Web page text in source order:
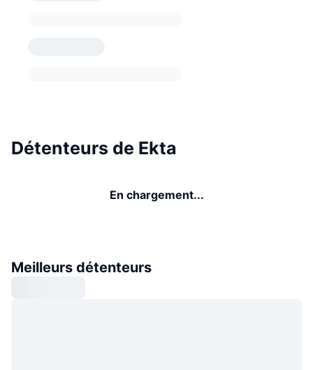
Détenteurs de Ekta
En chargement...
Meilleurs détenteurs